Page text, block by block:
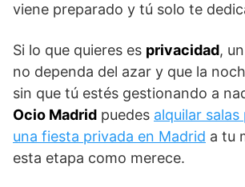
viene preparado y tú solo te
Si lo que quieres es privacidad,
no dependa del azar y que la
sin que tú estés gestionando a
Ocio Madrid puedes alquilar
una fiesta privada en Madrid a tu
esta etapa como merece.